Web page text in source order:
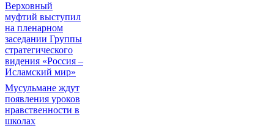
Верховный
муфтий выступил
на пленарном
заседании Группы
стратегического
видения «Россия –
Исламский мир»
Мусульмане ждут
появления уроков
нравственности в
школах